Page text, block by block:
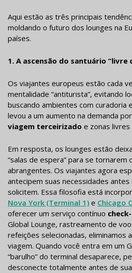
Aqui estão as três principais
moldando o futuro dos lounges na
países.
1. A ascensão do santuário “livre
Os viajantes europeus estão cada
mentalidade “antiturista”, evitando
buscando ambientes com curadoria
levou a um aumento na demanda por
viagem terceirizado e zonas livres
Em resposta, os lounges estão
“salas de espera” para se
abrangentes. Os viajantes agora
antecipem suas necessidades
solicitem. Essa filosofia está
Nova York (Terminal 1) e Chicago
oferecer um serviço contínuo
Global Lounge, rastreamento de
refeições selecionadas, eliminamos
viagem. Quando você entra em um
“barulho” do terminal desaparece,
desconecte totalmente antes de